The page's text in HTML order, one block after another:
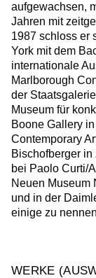
aufgewachsen,
Jahren mit
1987 schloss er
York mit dem
internationale
Marlborough
der
Museum für
Boone Gallery
Contemporary
Bischofberger
bei Paolo Curti/
Neuen Museum
und in der
einige zu
WERKE